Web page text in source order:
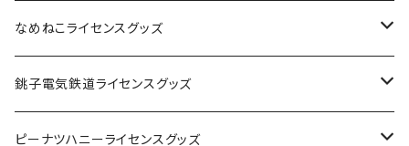
なめねこライセンスグッズ
Tシャツ
キャップ
銚子電気鉄道ライセンスグッズ
ステッカー
ピーナツハニーライセンスグッズ